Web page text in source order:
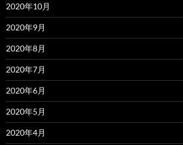
2020年10月
2020年9月
2020年8月
2020年7月
2020年6月
2020年5月
2020年4月